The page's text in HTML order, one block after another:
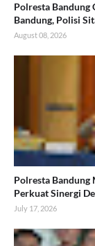
Polresta Bandung
Bandung, Polisi
August 08, 2026
Polresta Bandung
Perkuat Sinergi
July 17, 2026